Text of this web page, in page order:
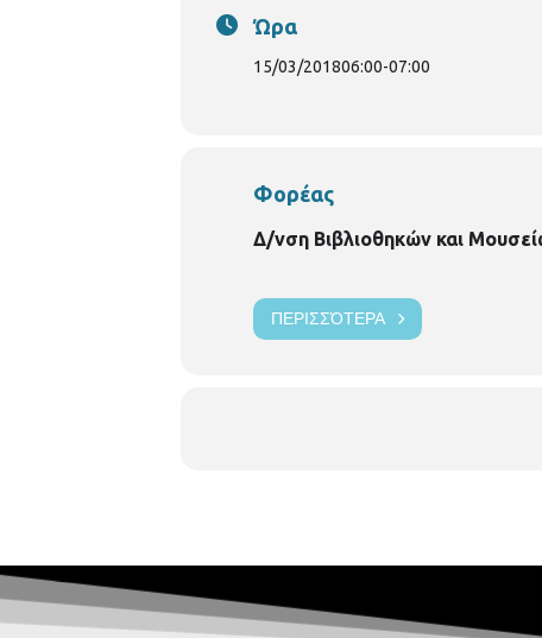
Ώρα
15/03/201806:00-07:00
Φορέας
Δ/νση Βιβλιοθηκών και
ΠΕΡΙΣΣΌΤΕΡΑ